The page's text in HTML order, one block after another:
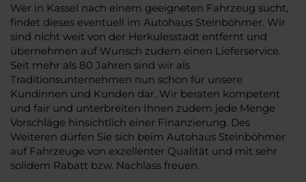
Wer in Kassel nach einem geeigneten Fahrzeug sucht,
findet dieses eventuell im Autohaus Steinböhmer. Wir
sind nicht weit von der Herkulesstadt entfernt und
übernehmen auf Wunsch zudem einen Lieferservice.
Seit mehr als 80 Jahren sind wir als
Traditionsunternehmen nun schon für unsere
Kundinnen und Kunden dar. Wir beraten kompetent
und fair und unterbreiten Ihnen zudem jede Menge
Vorschläge hinsichtlich einer Finanzierung. Des
Weiteren dürfen Sie sich beim Autohaus Steinböhmer
auf Fahrzeuge von exzellenter Qualität und mit sehr
solidem Rabatt bzw. Nachlass freuen.